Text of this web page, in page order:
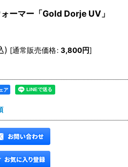
ーマー「Gold Dorje UV」
) [通常販売価格: 3,800円]
ア